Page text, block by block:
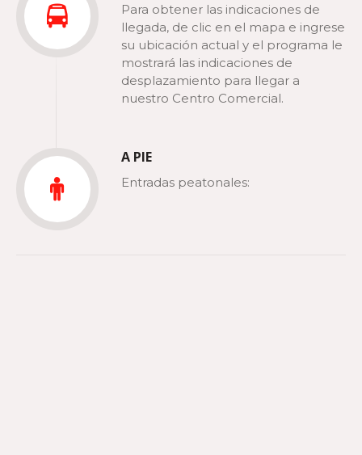
Para obtener las indicaciones de
llegada, de clic en el mapa e ingrese
su ubicación actual y el programa le
mostrará las indicaciones de
desplazamiento para llegar a
nuestro Centro Comercial.
A PIE
Entradas peatonales: